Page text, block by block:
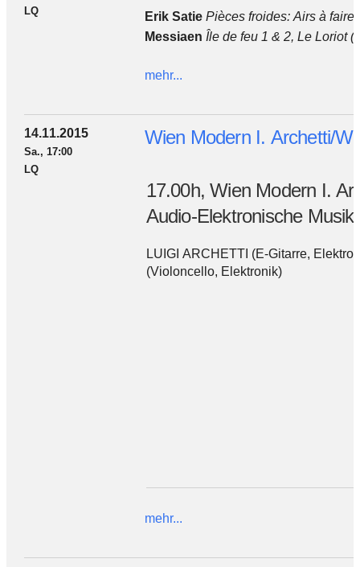
LQ
Erik Satie Pièces froides: Airs à faire
Messiaen Île de feu 1 & 2, Le Loriot
mehr...
14.11.2015
Sa., 17:00
LQ
Wien Modern I. Archetti/
17.00h, Wien Modern I.
Audio-Elektronische
LUIGI ARCHETTI (E-Gitarre,
(Violoncello, Elektronik)
mehr...